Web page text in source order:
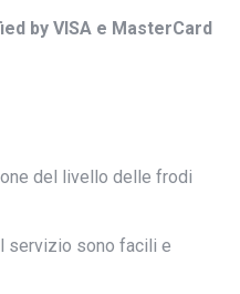
by VISA e MasterCard
del livello delle frodi
servizio sono facili e